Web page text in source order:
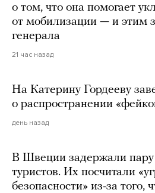
о том, что она помогает
от мобилизации — и этим
генерала
21 час назад
На Катерину Гордееву
о распространении
день назад
В Швеции задержали пару
туристов. Их посчитали
безопасности» из-за того,